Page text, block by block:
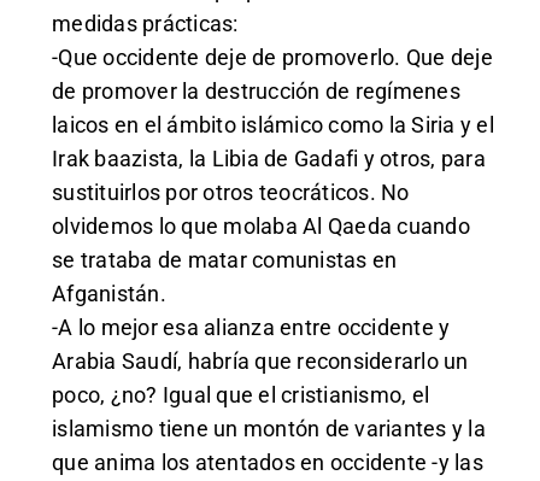
medidas prácticas:
-Que occidente deje de promoverlo. Que deje
de promover la destrucción de regímenes
laicos en el ámbito islámico como la Siria y el
Irak baazista, la Libia de Gadafi y otros, para
sustituirlos por otros teocráticos. No
olvidemos lo que molaba Al Qaeda cuando
se trataba de matar comunistas en
Afganistán.
-A lo mejor esa alianza entre occidente y
Arabia Saudí, habría que reconsiderarlo un
poco, ¿no? Igual que el cristianismo, el
islamismo tiene un montón de variantes y la
que anima los atentados en occidente -y las